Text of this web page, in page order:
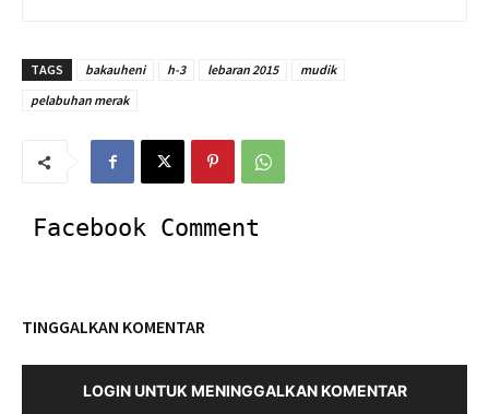
TAGS bakauheni h-3 lebaran 2015
mudik
pelabuhan merak
Facebook Comment
TINGGALKAN KOMENTAR
LOGIN UNTUK MENINGGALKAN KOMENTAR